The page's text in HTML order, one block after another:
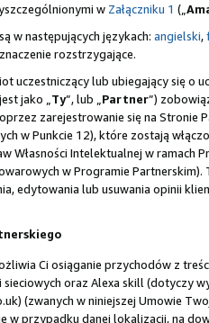
w Załączniku 1 („
w następujących językach: angielski,
rozstrzygające.
uczestniczący lub ubiegający się o
jako „Ty”, lub „Partner”)
zarejestrowanie się na Stronie
w Punkcie 12), które zostają
Własności Intelektualnej w
w Programie
edytowania lub usuwania opinii
Ci osiąganie przychodów z
oraz Alexa skill (dotyczy
(zwanych w niniejszej Umowie
w przypadku danej lokalizacji, na